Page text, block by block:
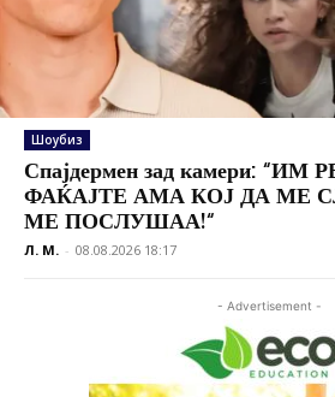
Шоубиз
Спајдермен зад камери:
ФАЌАЈТЕ АМА КОЈ ДА МЕ
МЕ ПОСЛУШАА!“
Л. М. - 08.08.2026 18:17
- Advertisement -